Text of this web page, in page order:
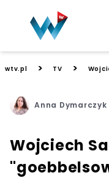
wtv.pl > TV >
Anna Dymarczyk
Wojciech